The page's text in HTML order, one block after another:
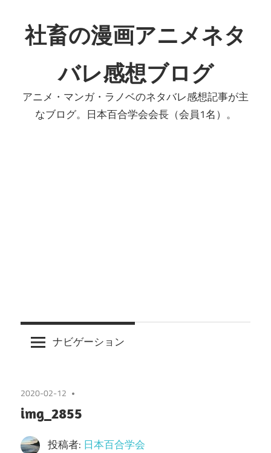
ン
テ
へ
社畜の漫画アニメネタ
バレ感想ブログ
アニメ・マンガ・ラノベのネタバレ感想記事が主
なブログ。日本百合学会会長（会員1名）。
ナビゲーション
2020-02-12
img_2855
投稿者: 日本百合学会